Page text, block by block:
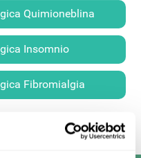
Quimioneblina
Insomnio
Fibromialgia